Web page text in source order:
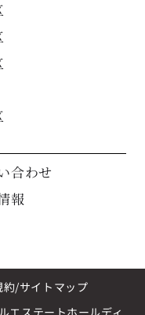
合わせ
報
約 サイトマップ
エステートホールディ